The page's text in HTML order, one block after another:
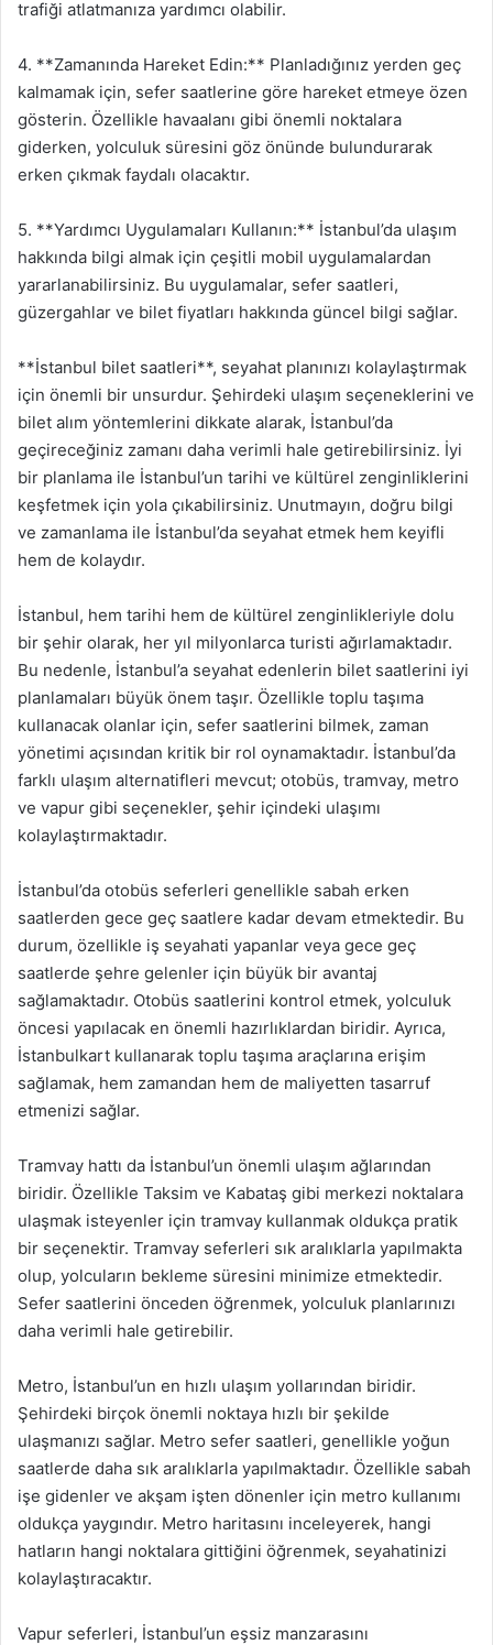
trafiği atlatmanıza yardımcı olabilir.
4. **Zamanında Hareket Edin:** Planladığınız yerden geç
kalmamak için, sefer saatlerine göre hareket etmeye özen
gösterin. Özellikle havaalanı gibi önemli noktalara
giderken, yolculuk süresini göz önünde bulundurarak
erken çıkmak faydalı olacaktır.
5. **Yardımcı Uygulamaları Kullanın:** İstanbul’da ulaşım
hakkında bilgi almak için çeşitli mobil uygulamalardan
yararlanabilirsiniz. Bu uygulamalar, sefer saatleri,
güzergahlar ve bilet fiyatları hakkında güncel bilgi sağlar.
**İstanbul bilet saatleri**, seyahat planınızı kolaylaştırmak
için önemli bir unsurdur. Şehirdeki ulaşım seçeneklerini ve
bilet alım yöntemlerini dikkate alarak, İstanbul’da
geçireceğiniz zamanı daha verimli hale getirebilirsiniz. İyi
bir planlama ile İstanbul’un tarihi ve kültürel zenginliklerini
keşfetmek için yola çıkabilirsiniz. Unutmayın, doğru bilgi
ve zamanlama ile İstanbul’da seyahat etmek hem keyifli
hem de kolaydır.
İstanbul, hem tarihi hem de kültürel zenginlikleriyle dolu
bir şehir olarak, her yıl milyonlarca turisti ağırlamaktadır.
Bu nedenle, İstanbul’a seyahat edenlerin bilet saatlerini iyi
planlamaları büyük önem taşır. Özellikle toplu taşıma
kullanacak olanlar için, sefer saatlerini bilmek, zaman
yönetimi açısından kritik bir rol oynamaktadır. İstanbul’da
farklı ulaşım alternatifleri mevcut; otobüs, tramvay, metro
ve vapur gibi seçenekler, şehir içindeki ulaşımı
kolaylaştırmaktadır.
İstanbul’da otobüs seferleri genellikle sabah erken
saatlerden gece geç saatlere kadar devam etmektedir. Bu
durum, özellikle iş seyahati yapanlar veya gece geç
saatlerde şehre gelenler için büyük bir avantaj
sağlamaktadır. Otobüs saatlerini kontrol etmek, yolculuk
öncesi yapılacak en önemli hazırlıklardan biridir. Ayrıca,
İstanbulkart kullanarak toplu taşıma araçlarına erişim
sağlamak, hem zamandan hem de maliyetten tasarruf
etmenizi sağlar.
Tramvay hattı da İstanbul’un önemli ulaşım ağlarından
biridir. Özellikle Taksim ve Kabataş gibi merkezi noktalara
ulaşmak isteyenler için tramvay kullanmak oldukça pratik
bir seçenektir. Tramvay seferleri sık aralıklarla yapılmakta
olup, yolcuların bekleme süresini minimize etmektedir.
Sefer saatlerini önceden öğrenmek, yolculuk planlarınızı
daha verimli hale getirebilir.
Metro, İstanbul’un en hızlı ulaşım yollarından biridir.
Şehirdeki birçok önemli noktaya hızlı bir şekilde
ulaşmanızı sağlar. Metro sefer saatleri, genellikle yoğun
saatlerde daha sık aralıklarla yapılmaktadır. Özellikle sabah
işe gidenler ve akşam işten dönenler için metro kullanımı
oldukça yaygındır. Metro haritasını inceleyerek, hangi
hatların hangi noktalara gittiğini öğrenmek, seyahatinizi
kolaylaştıracaktır.
Vapur seferleri, İstanbul’un eşsiz manzarasını